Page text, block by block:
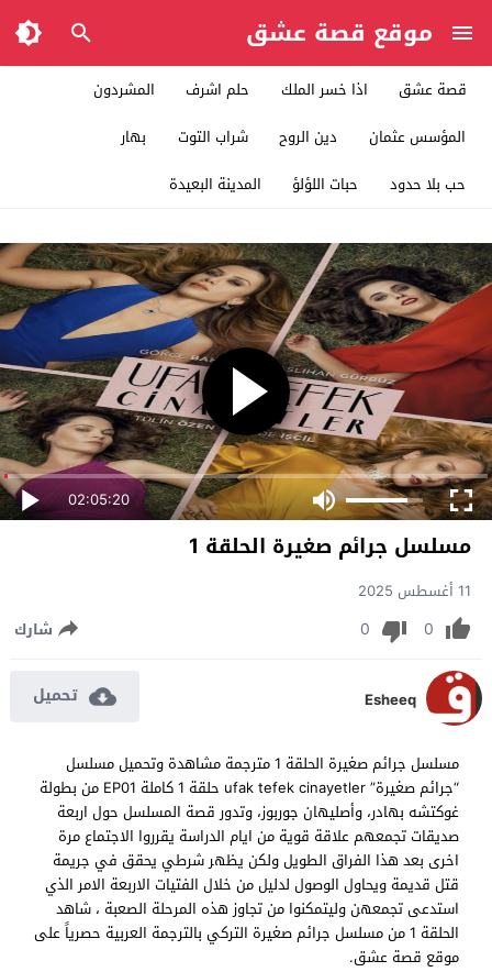
موقع قصة عشق
قصة عشق اذا خسر الملك حلم اشرف
المشردون
المؤسس عثمان
دين الروح شراب التوت
بهار
حب بلا حدود
حبات اللؤلؤ المدينة البعيدة
02:05:20
مسلسل جرائم صغيرة الحلقة 1
11 أغسطس 2025
0
0 شارك
Esheeq تحميل
مسلسل جرائم صغيرة الحلقة 1 مترجمة مشاهدة وتحميل مسلسل
“جرائم صغيرة” ufak tefek cinayetler حلقة 1 كاملة EP01 من بطولة
غوكتشه بهادر، وأصليهان جوربوز، وتدور قصة المسلسل حول اربعة
صديقات تجمعهم علاقة قوية من ايام الدراسة يقرروا الاجتماع مرة
اخرى بعد هذا الفراق الطويل ولكن يظهر شرطي يحقق في جريمة
قتل قديمة ويحاول الوصول لدليل من خلال الفتيات الاربعة الامر الذي
استدعى تجمعهن وليتمكنوا من تجاوز هذه المرحلة الصعبة ، شاهد
الحلقة 1 من مسلسل جرائم صغيرة التركي بالترجمة العربية حصرياً على
موقع قصة عشق.